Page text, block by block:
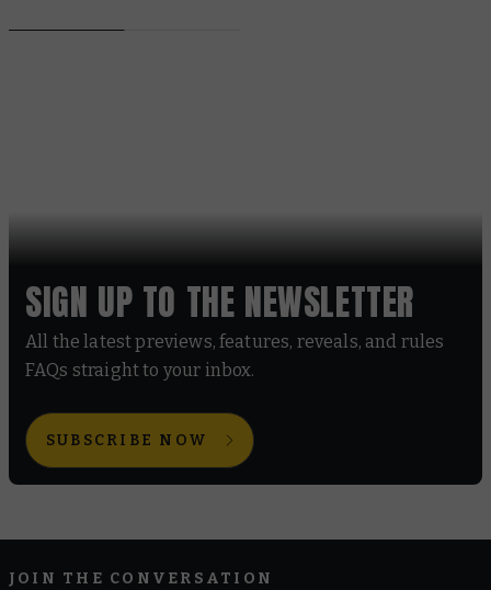
SIGN UP TO THE NEWSLETTER
All the latest previews, features, reveals, and rules
FAQs straight to your inbox.
SUBSCRIBE NOW
JOIN THE CONVERSATION